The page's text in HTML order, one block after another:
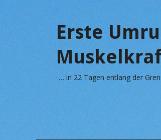
Erste
… in 22 Tagen entlang der